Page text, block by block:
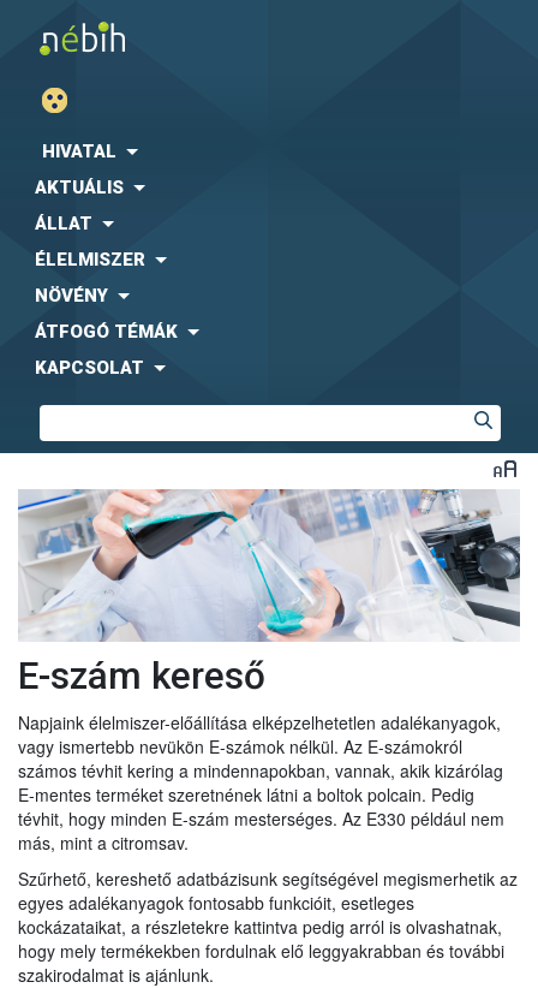
HIVATAL
AKTUÁLIS
ÁLLAT
ÉLELMISZER
NÖVÉNY
ÁTFOGÓ TÉMÁK
KAPCSOLAT
E-szám kereső
Napjaink élelmiszer-előállítása elképzelhetetlen adalékanyagok,
vagy ismertebb nevükön E-számok nélkül. Az E-számokról
számos tévhit kering a mindennapokban, vannak, akik kizárólag
E-mentes terméket szeretnének látni a boltok polcain. Pedig
tévhit, hogy minden E-szám mesterséges. Az E330 például nem
más, mint a citromsav.
Szűrhető, kereshető adatbázisunk segítségével megismerhetik az
egyes adalékanyagok fontosabb funkcióit, esetleges
kockázataikat, a részletekre kattintva pedig arról is olvashatnak,
hogy mely termékekben fordulnak elő leggyakrabban és további
szakirodalmat is ajánlunk.